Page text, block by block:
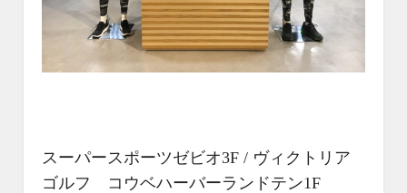
スーパースポーツゼビオ3F / ヴィクトリア
ゴルフ コウベハーバーランドテン1F